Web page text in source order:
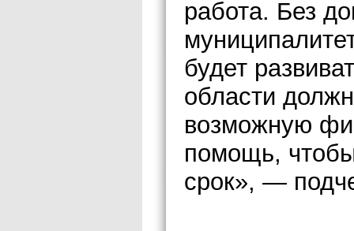
работа. Без
будет
области
возможную
помощь,
срок», —